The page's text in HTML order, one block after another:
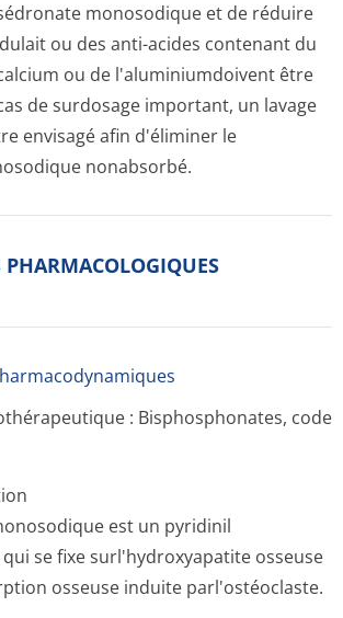
monosodique et de réduire
ou des anti-acides contenant du
ou de l'aluminiumdoivent être
de surdosage important, un lavage
envisagé afin d'éliminer le
nonabsorbé.
PHARMACOLOGIQUES
: Bisphosphonates, code
est un pyridinil
se fixe surl'hydroxyapatite osseuse
osseuse induite parl'ostéoclaste.